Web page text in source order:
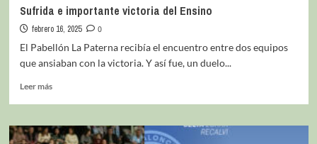
Sufrida e importante victoria del Ensino
febrero 16, 2025
0
El Pabellón La Paterna recibía el encuentro entre dos equipos
que ansiaban con la victoria. Y así fue, un duelo...
Leer más